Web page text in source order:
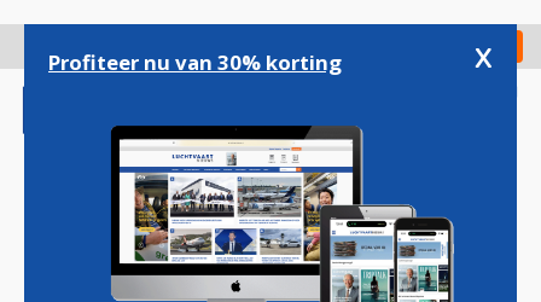
gaan
Check in
Magazine Podcasts Vacatures
Profiteer nu van 30% korting x